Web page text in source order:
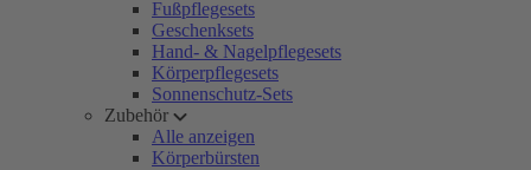
Fußpflegesets
Geschenksets
Hand- & Nagelpflegesets
Körperpflegesets
Sonnenschutz-Sets
Zubehör
Alle anzeigen
Körperbürsten